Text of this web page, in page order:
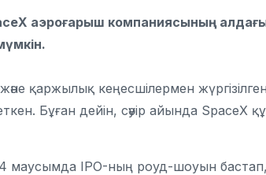
аэроғарыш компаниясының
қаржылық кеңесшілермен
Бұған дейін, сәуір айында
4 маусымда IPO-ның роуд-шоуын